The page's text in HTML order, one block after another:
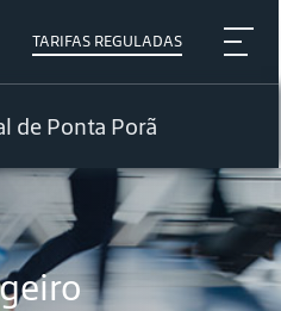
TARIFAS REGULADAS
de Ponta Porã